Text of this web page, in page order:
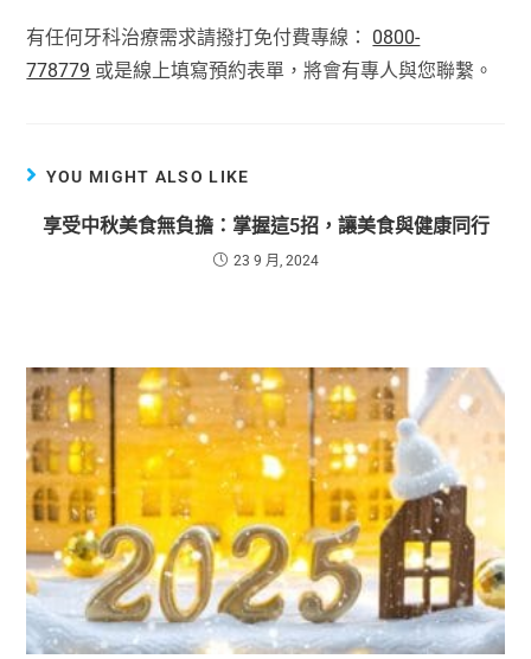
有任何牙科治療需求請撥打免付費專線： 0800-
778779 或是線上填寫預約表單，將會有專人與您聯繫。
YOU MIGHT ALSO LIKE
享受中秋美食無負擔：掌握這5招，讓美食與健康同行
23 9 月, 2024